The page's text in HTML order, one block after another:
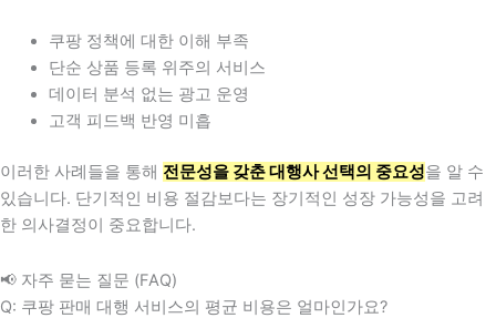
쿠팡 정책에 대한 이해 부족
단순 상품 등록 위주의 서비스
데이터 분석 없는 광고 운영
고객 피드백 반영 미흡
이러한 사례들을 통해 전문성을 갖춘 대행사 선택의 중요성을 알 수
있습니다. 단기적인 비용 절감보다는 장기적인 성장 가능성을 고려
한 의사결정이 중요합니다.
📢 자주 묻는 질문 (FAQ)
Q: 쿠팡 판매 대행 서비스의 평균 비용은 얼마인가요?